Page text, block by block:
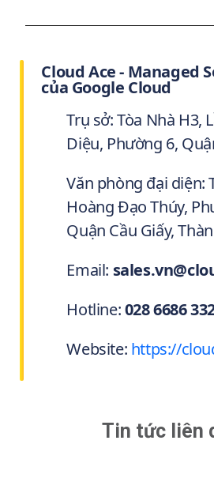
Cloud Ace - Managed
của Google Cloud
Trụ sở: Tòa Nhà H3,
Diệu, Phường 6,
Văn phòng đại diện:
Hoàng Đạo Thúy,
Quận Cầu Giấy,
Email:
Hotline:028 6686
Website: https://
Tin tức liên